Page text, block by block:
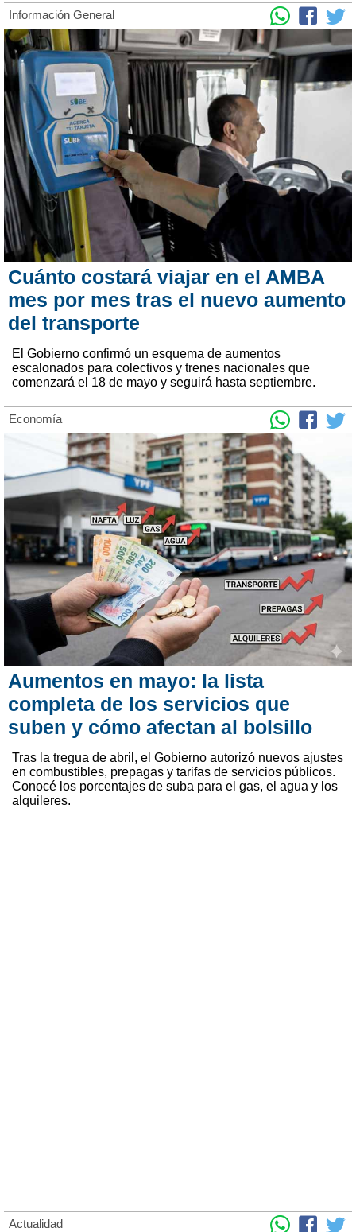
Información General
Cuánto costará viajar en el AMBA
mes por mes tras el nuevo aumento
del transporte
El Gobierno confirmó un esquema de aumentos
escalonados para colectivos y trenes nacionales que
comenzará el 18 de mayo y seguirá hasta septiembre.
Economía
Aumentos en mayo: la lista
completa de los servicios que
suben y cómo afectan al bolsillo
Tras la tregua de abril, el Gobierno autorizó nuevos ajustes
en combustibles, prepagas y tarifas de servicios públicos.
Conocé los porcentajes de suba para el gas, el agua y los
alquileres.
Actualidad